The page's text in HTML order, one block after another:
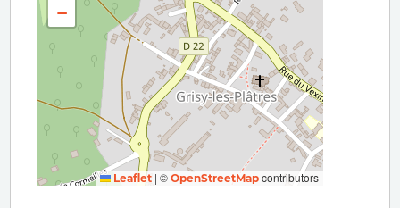
−
Leaflet | ©OpenStreetMap contributors